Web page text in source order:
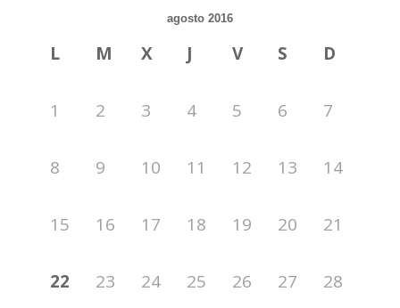
agosto 2016
L M X J V S D
1 2 3 4 5 6 7
8 9 10 11 12 13 14
15 16 17 18 19 20 21
22 23 24 25 26 27 28